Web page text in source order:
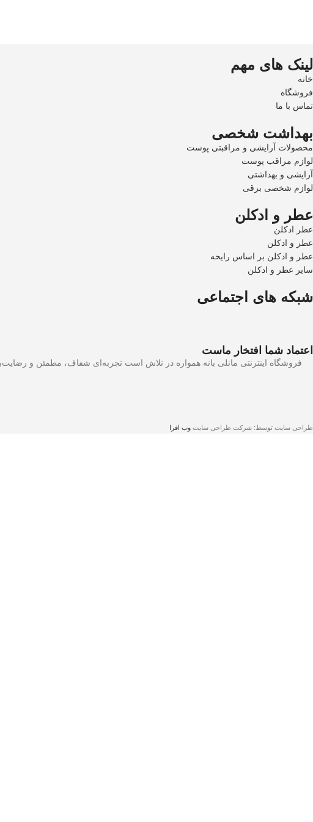
لینک های مهم
خانه
فروشگاه
تماس با ما
بهداشت شخصی
محصولات آرایشی و مراقبتی پوست
لوازم مراقب پوست
آرایشی و بهداشتی
لوازم شخصی برقی
عطر و ادکلن
عطر ادکلن
عطر و ادکلن
عطر و ادکلن بر اساس رایحه
سایر عطر و ادکلن
شبکه های اجتماعی
اعتماد شما افتخار ماست
فروشگاه اینترنتی مانلی بانه همواره در تلاش است تجربه‌ای شفاف، مطمئن و
طراحی سایت توسط: شرکت طراحی سایت وب افرا